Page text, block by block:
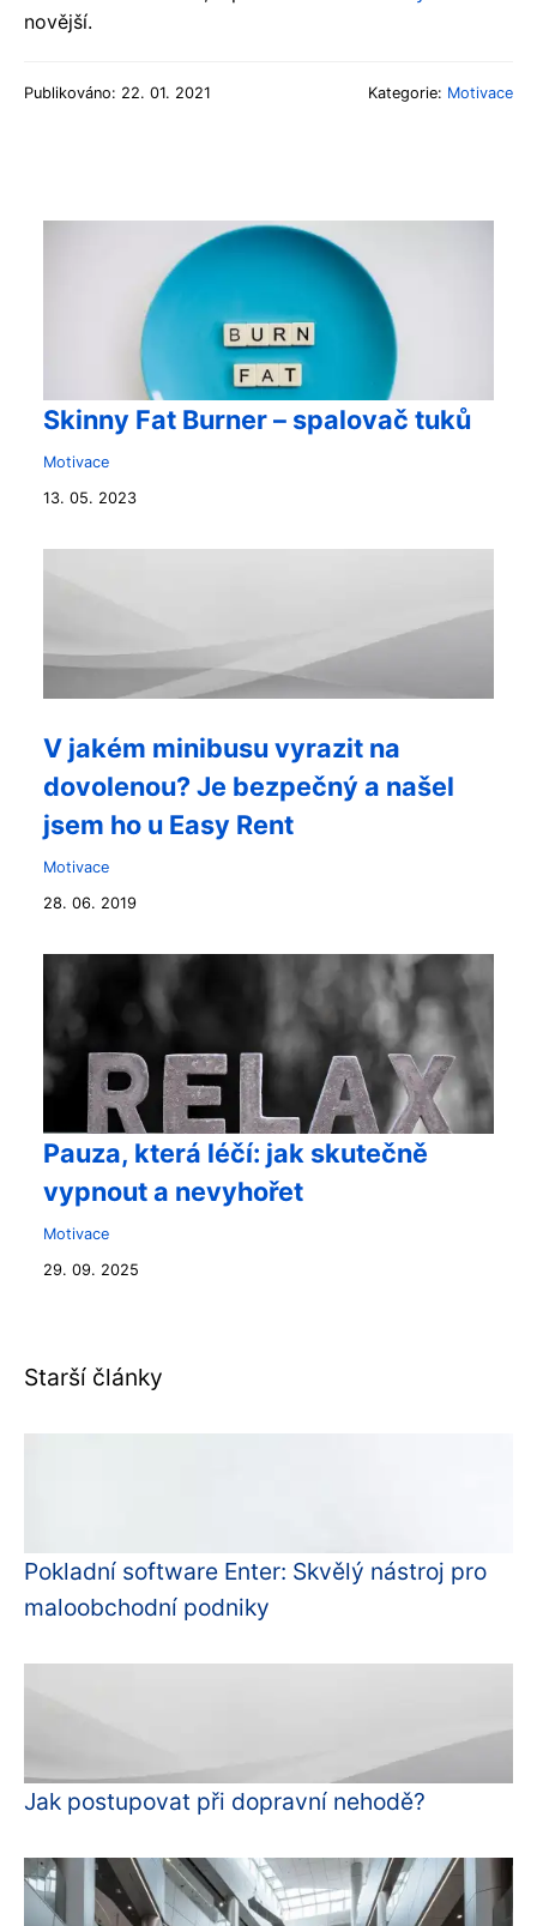
novější.
Publikováno: 22. 01. 2021 Kategorie: Motivace
Skinny Fat Burner – spalovač tuků
Motivace
13. 05. 2023
V jakém minibusu vyrazit na
dovolenou? Je bezpečný a našel
jsem ho u Easy Rent
Motivace
28. 06. 2019
Pauza, která léčí: jak skutečně
vypnout a nevyhořet
Motivace
29. 09. 2025
Starší články
Pokladní software Enter: Skvělý nástroj pro
maloobchodní podniky
Jak postupovat při dopravní nehodě?